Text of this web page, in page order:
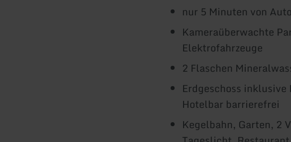
nur 5 Minuten von
Kameraüberwachte
Elektrofahrzeuge
2 Flaschen
Erdgeschoss
Hotelbar barrierefrei
Kegelbahn, Garten, 2